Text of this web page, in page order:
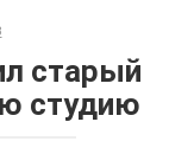
старый
студию